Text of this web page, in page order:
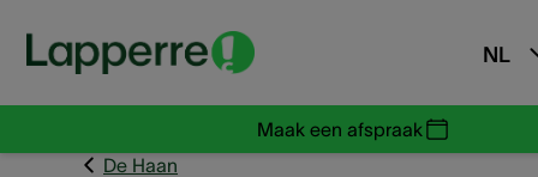
NL
Maak een afspraak
De Haan